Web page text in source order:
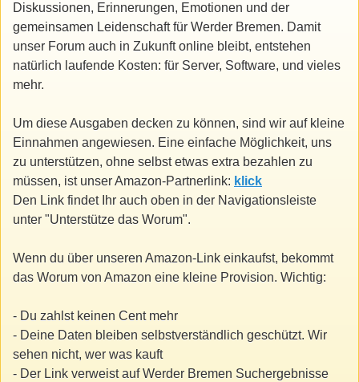
Diskussionen, Erinnerungen, Emotionen und der
gemeinsamen Leidenschaft für Werder Bremen. Damit
unser Forum auch in Zukunft online bleibt, entstehen
natürlich laufende Kosten: für Server, Software, und vieles
mehr.
Um diese Ausgaben decken zu können, sind wir auf kleine
Einnahmen angewiesen. Eine einfache Möglichkeit, uns
zu unterstützen, ohne selbst etwas extra bezahlen zu
müssen, ist unser Amazon-Partnerlink: klick
Den Link findet Ihr auch oben in der Navigationsleiste
unter "Unterstütze das Worum".
Wenn du über unseren Amazon-Link einkaufst, bekommt
das Worum von Amazon eine kleine Provision. Wichtig:
- Du zahlst keinen Cent mehr
- Deine Daten bleiben selbstverständlich geschützt. Wir
sehen nicht, wer was kauft
- Der Link verweist auf Werder Bremen Suchergebnisse